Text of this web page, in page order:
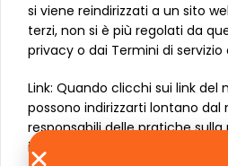
si viene reindirizzati a un sito
terzi, non si è più regolati da
privacy o dai Termini di
Link: Quando clicchi sui link del
possono indirizzarti lontano dal
responsabili delle pratiche
invitiamo a leggere le loro